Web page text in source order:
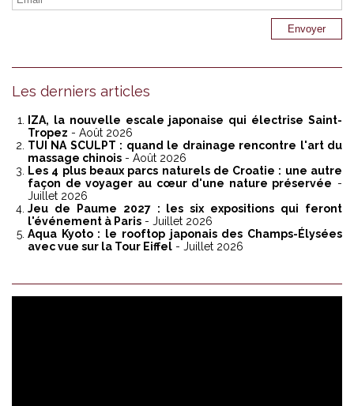
Les derniers articles
IZA, la nouvelle escale japonaise qui électrise Saint-
Tropez - Août 2026
TUI NA SCULPT : quand le drainage rencontre l'art du
massage chinois - Août 2026
Les 4 plus beaux parcs naturels de Croatie : une autre
façon de voyager au cœur d'une nature préservée -
Juillet 2026
Jeu de Paume 2027 : les six expositions qui feront
l'événement à Paris - Juillet 2026
Aqua Kyoto : le rooftop japonais des Champs-Élysées
avec vue sur la Tour Eiffel - Juillet 2026